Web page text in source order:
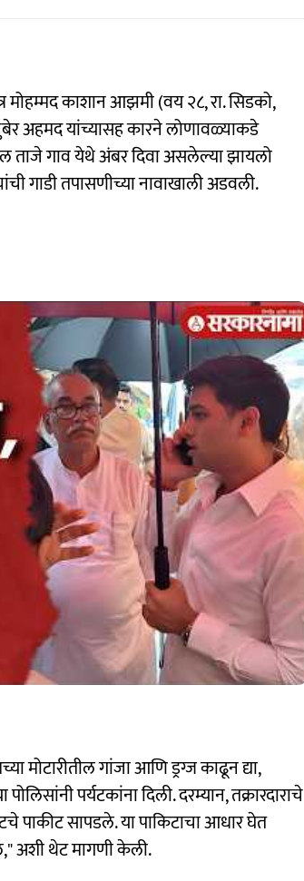
मोहम्मद काशान आझमी (वय २८, रा. सिडको,
अहमद यांच्यासह कारने लोणावळ्याकडे
ताजे गाव येथे अंबर दिवा असलेल्या झायलो
गाडी तपासणीच्या नावाखाली अडवली.
मोटारीतील गांजा आणि ड्रग्ज काढून द्या,
पर्यटकांना दिली. दरम्यान, तक्रारदाराचे
पाकीट सापडले. या पाकिटाचा आधार घेत
अशी थेट मागणी केली.